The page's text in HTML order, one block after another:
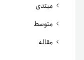
مبتدی
متوسط
مقاله